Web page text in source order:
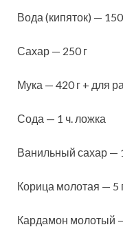
Вода (кипяток) —
Сахар — 250 г
Мука — 420 г + для
Сода — 1 ч. ложка
Ванильный сахар —
Корица молотая — 5
Кардамон молотый